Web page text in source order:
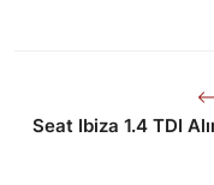
Seat Ibiza 1.4 TDI